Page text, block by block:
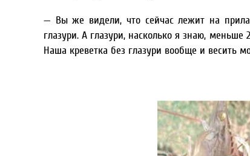
— Вы же видели, что сейчас лежит на
глазури. А глазури, насколько я знаю,
Наша креветка без глазури вообще и весить